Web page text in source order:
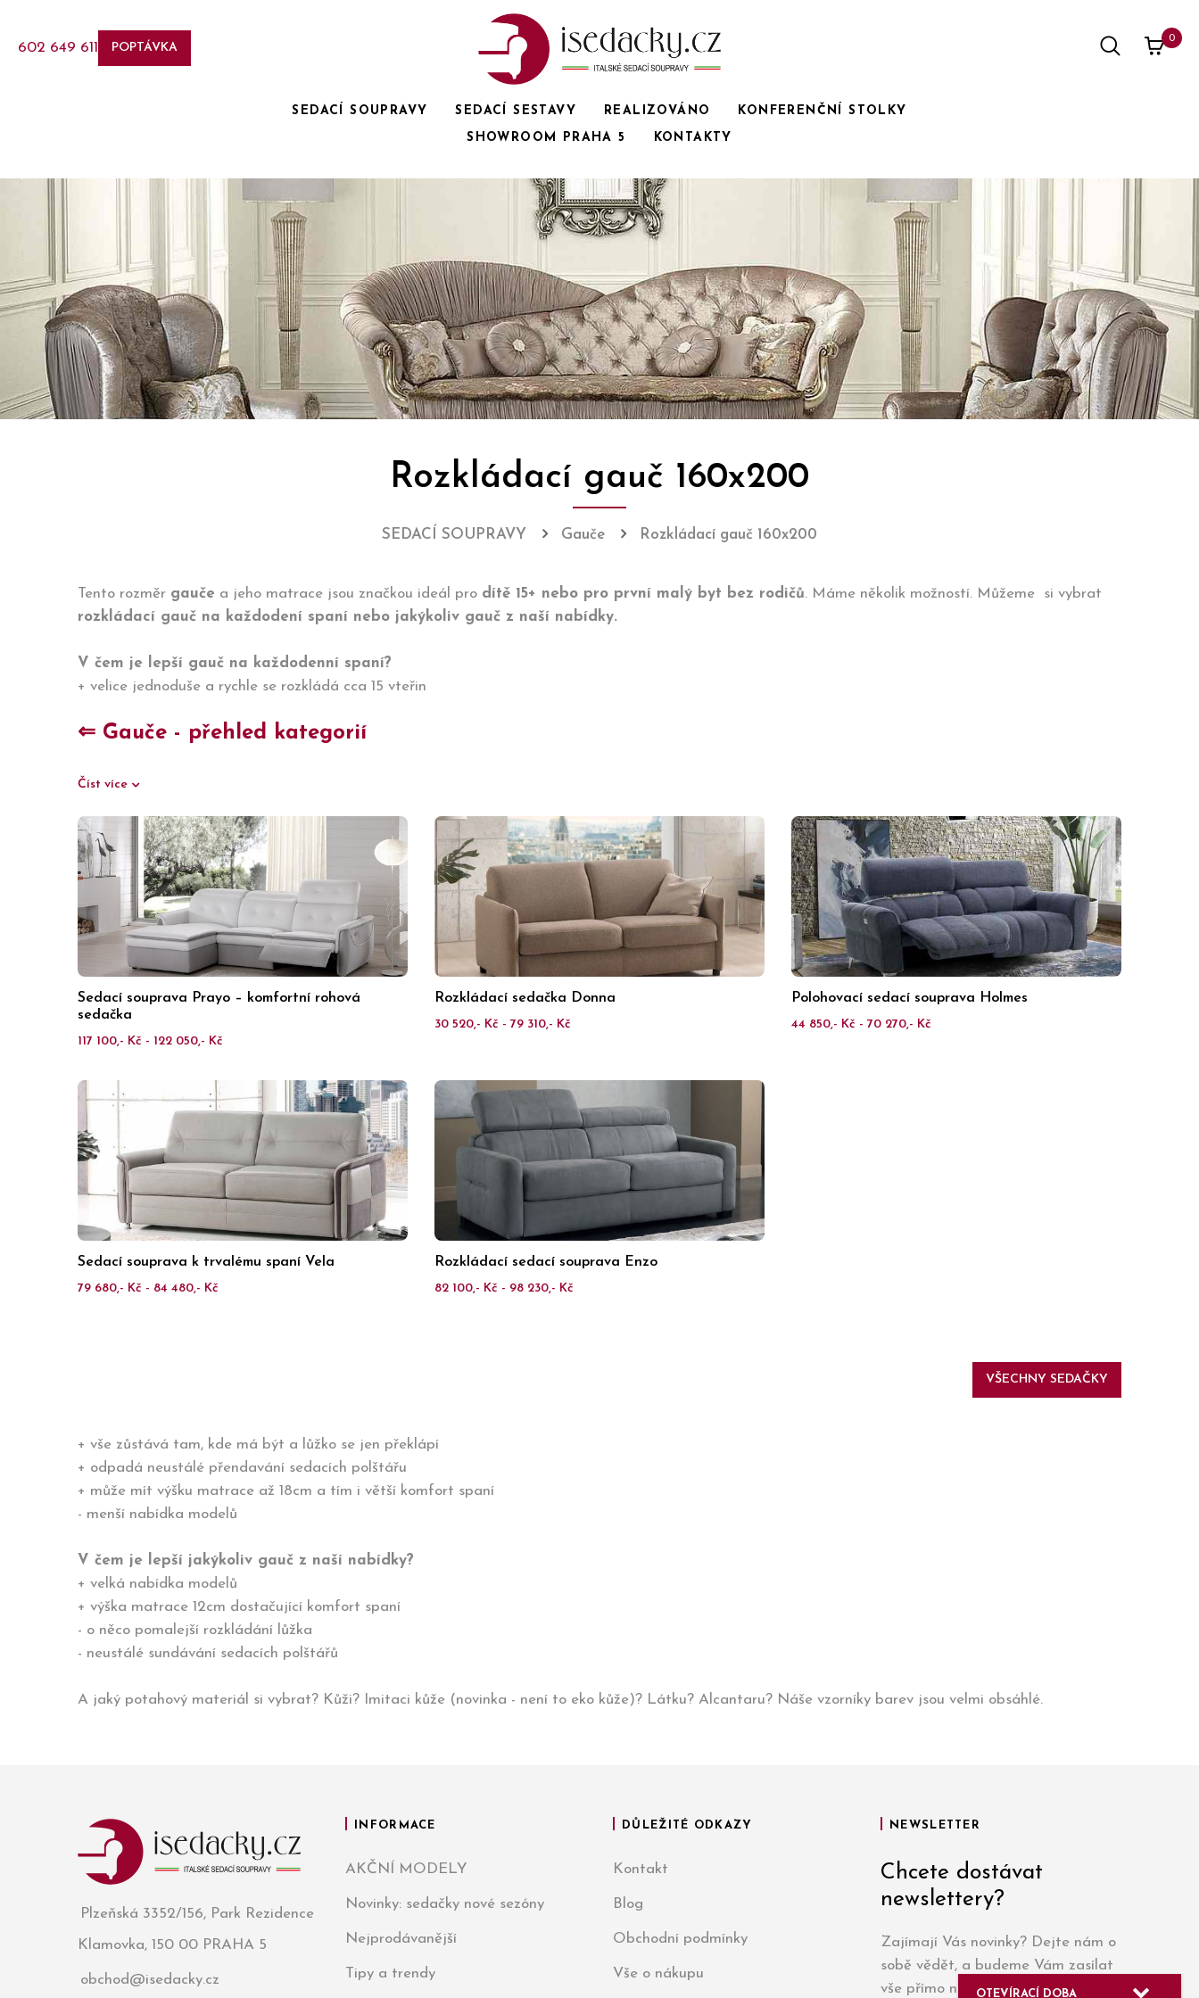
602 649 611 POPTÁVKA
SEDACÍ SOUPRAVY SEDACÍ SESTAVY REALIZOVÁNO
KONFERENČNÍ STOLKY
SHOWROOM PRAHA 5
KONTAKTY
0
Rozkládací gauč 160x200
SEDACÍ SOUPRAVY Gauče Rozkládací gauč 160x200
Tento rozměr gauče a jeho matrace jsou značkou ideál pro dítě 15+ nebo pro první malý byt bez rodičů. Máme několik možností. Můžeme si vybrat
rozkládací gauč na každodení spaní nebo jakýkoliv gauč z naší nabídky.
V čem je lepší gauč na každodenní spaní?
+ velice jednoduše a rychle se rozkládá cca 15 vteřin
⇐ Gauče - přehled kategorií
Číst více
Sedací souprava Prayo – komfortní rohová
sedačka
117 100,- Kč - 122 050,- Kč
Rozkládací sedačka Donna
30 520,- Kč - 79 310,- Kč
Polohovací sedací souprava Holmes
44 850,- Kč - 70 270,- Kč
Sedací souprava k trvalému spaní Vela
79 680,- Kč - 84 480,- Kč
Rozkládací sedací souprava Enzo
82 100,- Kč - 98 230,- Kč
VŠECHNY SEDAČKY
+ vše zůstává tam, kde má být a lůžko se jen překlápí
+ odpadá neustálé přendavání sedacích polštářu
+ může mít výšku matrace až 18cm a tím i větší komfort spaní
- menší nabídka modelů
V čem je lepší jakýkoliv gauč z naší nabídky?
+ velká nabídka modelů
+ výška matrace 12cm dostačující komfort spaní
- o něco pomalejší rozkládání lůžka
- neustálé sundávání sedacích polštářů
A jaký potahový materiál si vybrat? Kůži? Imitaci kůže (novinka - není to eko kůže)? Látku? Alcantaru? Náše vzorníky barev jsou velmi obsáhlé.
Plzeňská 3352/156, Park Rezidence
Klamovka, 150 00 PRAHA 5
obchod@isedacky.cz
INFORMACE
AKČNÍ MODELY
Novinky: sedačky nové sezóny
Nejprodávanější
Tipy a trendy
DŮLEŽITÉ ODKAZY
Kontakt
Blog
Obchodní podmínky
Vše o nákupu
NEWSLETTER
Chcete dostávat
newslettery?
Zajímají Vás novinky? Dejte nám o
sobě vědět, a budeme Vám zasílat
vše přímo na e-mail.OTEVÍRACÍ DOBA